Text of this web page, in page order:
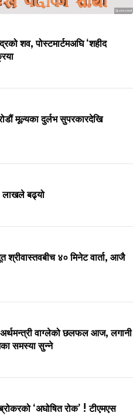
Sponsored
शव, पोस्टमार्टमअघि ‘शहीद
मूल्यका दुर्लभ सुपरकारदेखि
लाखले बढ्यो
श्रीवास्तवबीच ४० मिनेट वार्ता, आजै
अर्थमन्त्री वाग्लेको छलफल आज, लगानी
समस्या सुन्ने
‘अघोषित रोक’ ! टीएमएस